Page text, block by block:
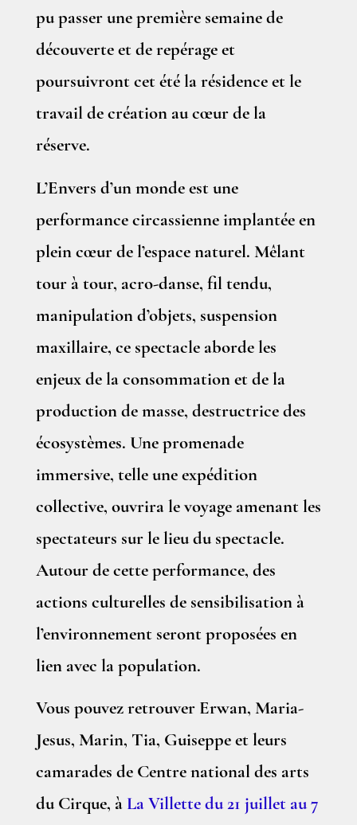
pu passer une première semaine de
découverte et de repérage et
poursuivront cet été la résidence et le
travail de création au cœur de la
réserve.
L’Envers d’un monde est une
performance circassienne implantée en
plein cœur de l’espace naturel. Mêlant
tour à tour, acro-danse, fil tendu,
manipulation d’objets, suspension
maxillaire, ce spectacle aborde les
enjeux de la consommation et de la
production de masse, destructrice des
écosystèmes. Une promenade
immersive, telle une expédition
collective, ouvrira le voyage amenant les
spectateurs sur le lieu du spectacle.
Autour de cette performance, des
actions culturelles de sensibilisation à
l’environnement seront proposées en
lien avec la population.
Vous pouvez retrouver Erwan, Maria-
Jesus, Marin, Tia, Guiseppe et leurs
camarades de Centre national des arts
du Cirque, à La Villette du 21 juillet au 7